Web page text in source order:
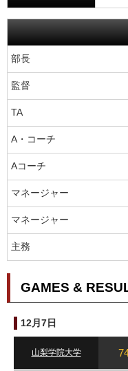
部長
監督
TA
A・コーチ
Aコーチ
マネージャー
マネージャー
主務
GAMES &
12月7日
山梨学院大学